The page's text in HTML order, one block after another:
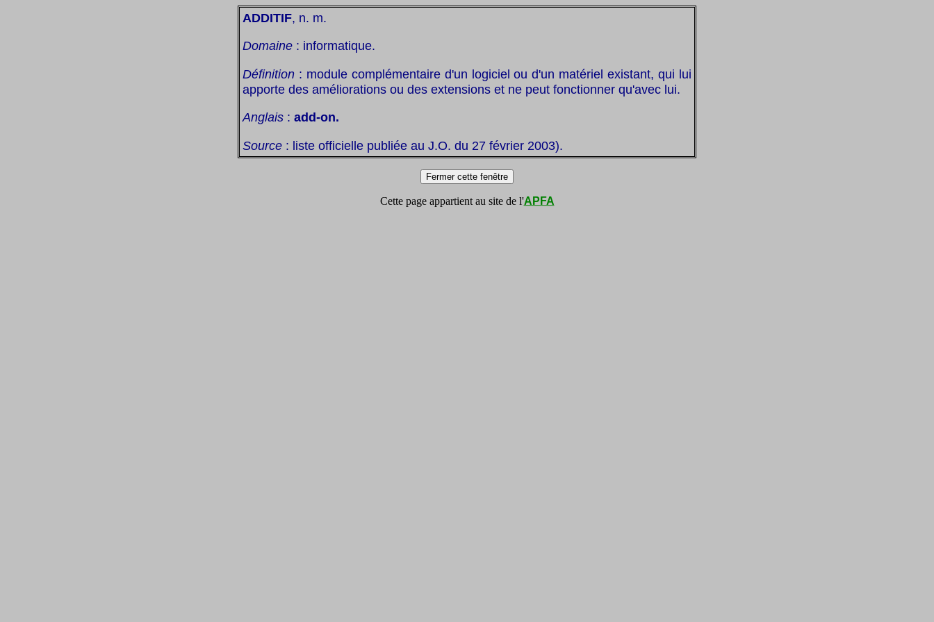
ADDITIF, n. m.
Domaine : informatique.
Définition : module complémentaire d'un logiciel ou d'un matériel existant, qui lui
apporte des améliorations ou des extensions et ne peut fonctionner qu'avec lui.
Anglais : add-on.
Source : liste officielle publiée au J.O. du 27 février 2003).
Cette page appartient au site de l'APFA